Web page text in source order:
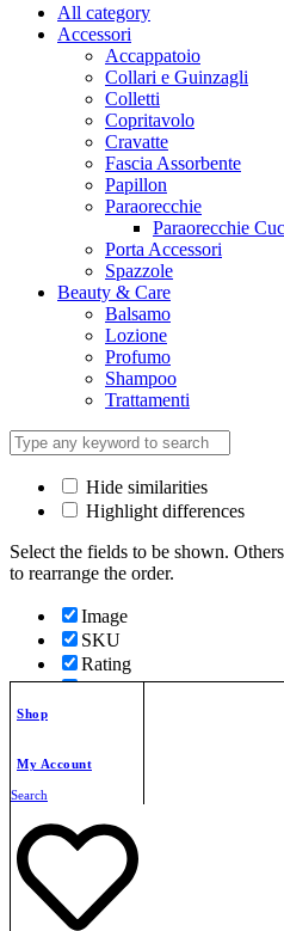
Shop
My Account
Search
All category
Accessori
Accappatoio
Collari e Guinzagli
Colletti
Copritavolo
Cravatte
Fascia Assorbente
Papillon
Paraorecchie
Paraorecchie
Porta Accessori
Spazzole
Beauty & Care
Balsamo
Lozione
Profumo
Shampoo
Trattamenti
Hide similarities
Highlight differences
Select the fields to be shown.
to rearrange the order.
Image
SKU
Rating
Price
Add to cart
Weight
Dimensions
Additional information
Click outside to hide the comparison